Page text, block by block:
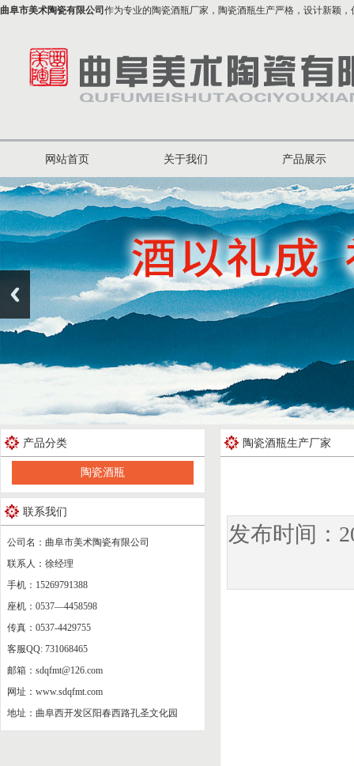
曲阜市美术陶瓷有限公司 作为专业的陶瓷酒瓶厂家，陶瓷酒瓶生产严格，设计新颖
网站首页 关于我们 产品展示
产品分类
陶瓷酒瓶
联系我们
公司名：曲阜市美术陶瓷有限公司
联系人：徐经理
手机：15269791388
座机：0537—4458598
传真：0537-4429755
客服QQ: 731068465
邮箱：sdqfmt@126.com
网址：www.sdqfmt.com
地址：曲阜西开发区阳春西路孔圣文化园
陶瓷酒瓶生产厂家
发布时间：